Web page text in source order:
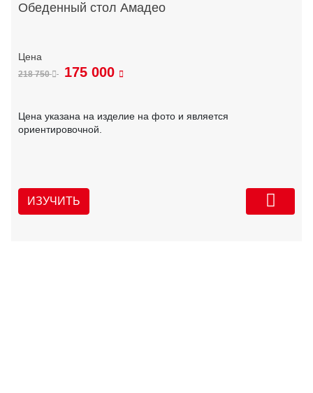
Обеденный стол Амадео
218 750 175 000
Цена указана на изделие на фото и является
ориентировочной.
ИЗУЧИТЬ